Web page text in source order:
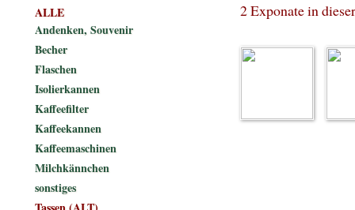
2 Exponate in
ALLE
Andenken, Souvenir
Becher
Flaschen
Isolierkannen
Kaffeefilter
Kaffeekannen
Kaffeemaschinen
Milchkännchen
sonstiges